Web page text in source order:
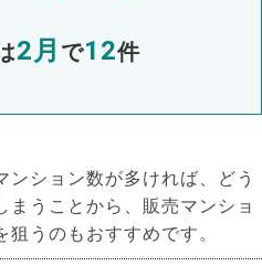
2月 で12件
ション数が多ければ、どう
まうことから、販売マンショ
うのもおすすめです。